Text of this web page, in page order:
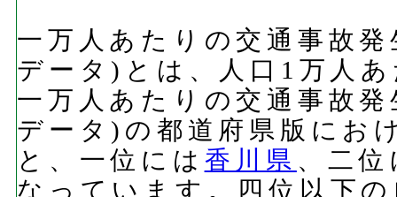
一万人あたりの交通事故
データ)とは、人口1万人
一万人あたりの交通事故
データ)の都道府県版にお
と、一位には 香川県 、二
なっています。四位以下